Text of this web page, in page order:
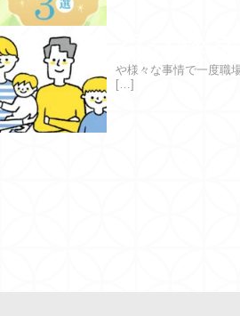
や様々な事情で一度職
[…]